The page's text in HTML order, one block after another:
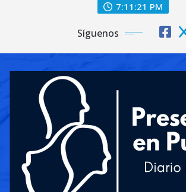
7:11:22 PM
Síguenos